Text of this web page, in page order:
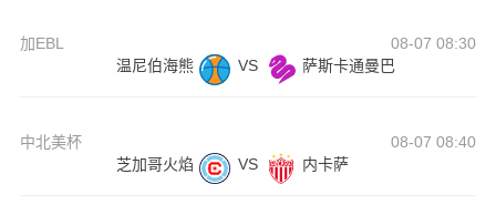
加EBL
08-07 08:30
温尼伯海熊
VS 萨斯卡通曼巴
中北美杯
08-07 08:40
芝加哥火焰
VS 内卡萨